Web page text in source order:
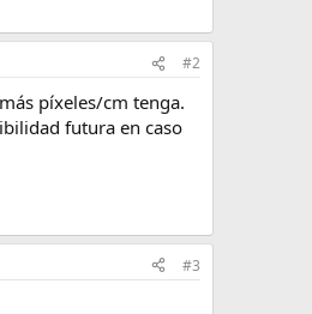
#2
píxeles/cm tenga.
futura en caso
#3